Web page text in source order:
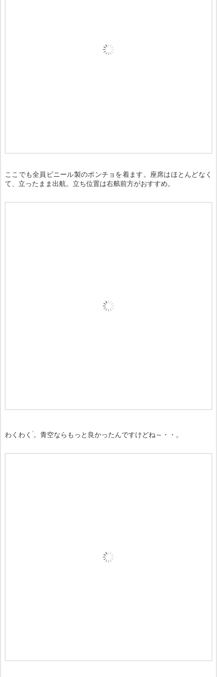
ここでも全員ビニール製のポンチョを着ます。座席はほとんどなく
て、立ったまま出航。立ち位置は右舷前方がおすすめ。
わくわく 。青空ならもっと良かったんですけどね～・・。